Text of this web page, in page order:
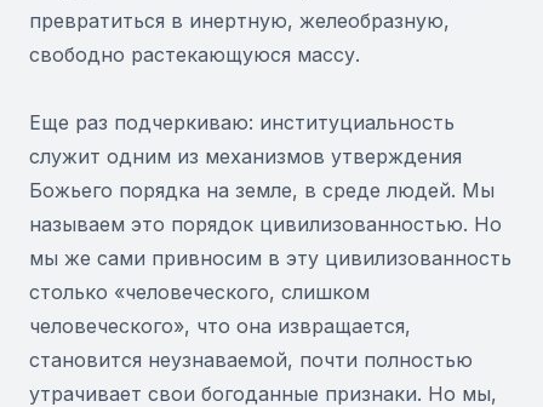
превратиться в инертную, желеобразную,
свободно растекающуюся массу.
Еще раз подчеркиваю: институциальность
служит одним из механизмов утверждения
Божьего порядка на земле, в среде людей. Мы
называем это порядок цивилизованностью. Но
мы же сами привносим в эту цивилизованность
столько «человеческого, слишком
человеческого», что она извращается,
становится неузнаваемой, почти полностью
утрачивает свои богоданные признаки. Но мы,